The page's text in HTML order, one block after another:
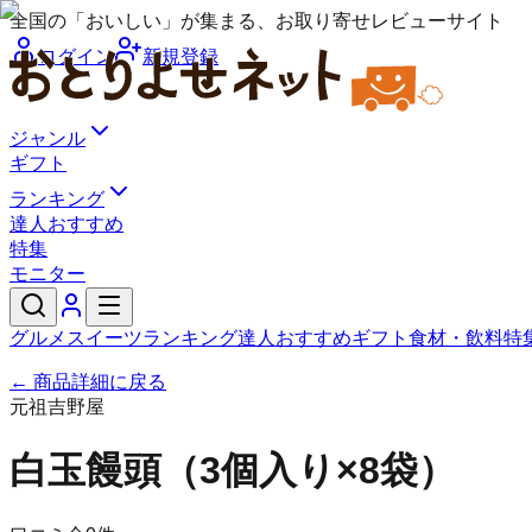
全国の「おいしい」が集まる、お取り寄せレビューサイト
ログイン
新規登録
ジャンル
ギフト
ランキング
達人おすすめ
特集
モニター
グルメ スイーツランキング達人おすすめギフト 食材・飲料特
← 商品詳細に戻る
元祖吉野屋
白玉饅頭（3個入り×8袋）